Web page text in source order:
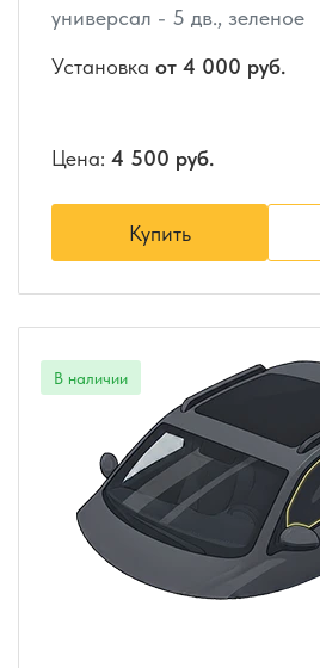
универсал - 5 дв., зеленое
Установка от 4 000 руб.
Цена: 4 500 руб.
Купить